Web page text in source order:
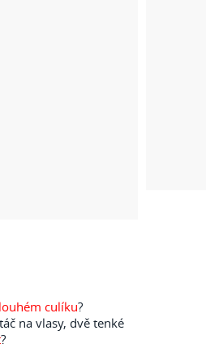
culíku?
na vlasy, dvě tenké
?